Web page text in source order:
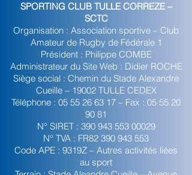
SPORTING CLUB TULLE CORREZE –
SCTC
Organisation : Association sportive – Club
Amateur de Rugby de Fédérale 1
Président : Philippe COMBE
Administrateur du Site Web : Didier ROCHE
Siège social : Chemin du Stade Alexandre
Cueille – 19002 TULLE CEDEX
Téléphone : 05 55 26 63 17 – Fax : 05 55 20
90 81
N° SIRET : 390 943 553 00029
N° TVA : FR82 390 943 553
Code APE : 9319Z – Autres activités liées
au sport